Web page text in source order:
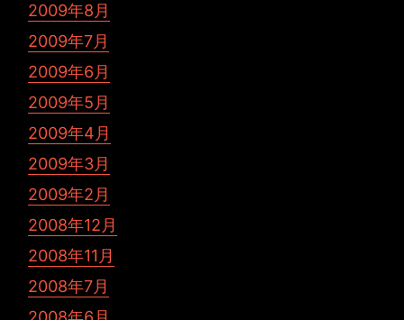
2009年8月
2009年7月
2009年6月
2009年5月
2009年4月
2009年3月
2009年2月
2008年12月
2008年11月
2008年7月